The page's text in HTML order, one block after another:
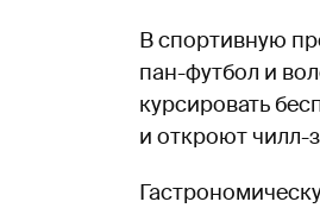
В спортивную
пан-футбол и
курсировать
и откроют чилл-